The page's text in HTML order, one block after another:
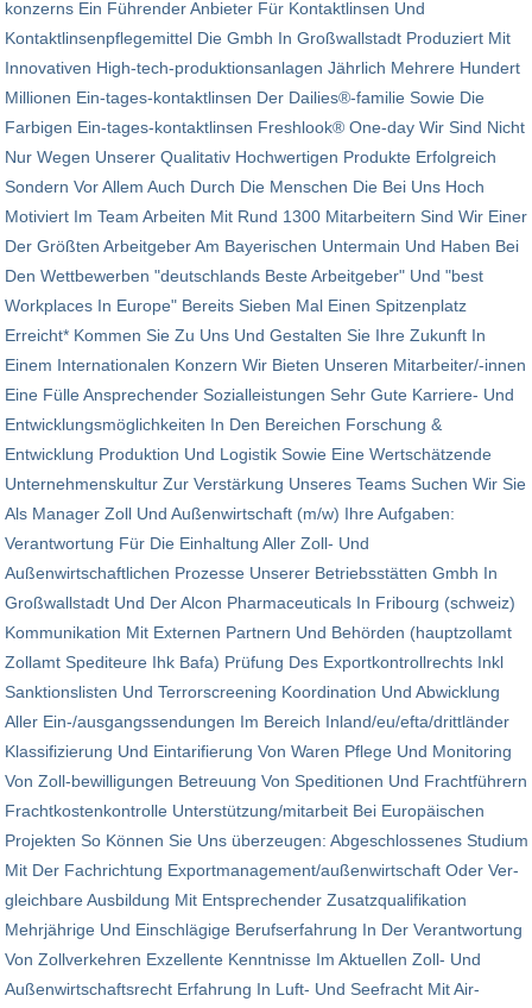
konzerns Ein Führender Anbieter Für Kontaktlinsen Und
Kontaktlinsenpflegemittel Die Gmbh In Großwallstadt Produziert Mit
Innovativen High-tech-produktionsanlagen Jährlich Mehrere Hundert
Millionen Ein-tages-kontaktlinsen Der Dailies®-familie Sowie Die
Farbigen Ein-tages-kontaktlinsen Freshlook® One-day Wir Sind Nicht
Nur Wegen Unserer Qualitativ Hochwertigen Produkte Erfolgreich
Sondern Vor Allem Auch Durch Die Menschen Die Bei Uns Hoch
Motiviert Im Team Arbeiten Mit Rund 1300 Mitarbeitern Sind Wir Einer
Der Größten Arbeitgeber Am Bayerischen Untermain Und Haben Bei
Den Wettbewerben "deutschlands Beste Arbeitgeber" Und "best
Workplaces In Europe" Bereits Sieben Mal Einen Spitzenplatz
Erreicht* Kommen Sie Zu Uns Und Gestalten Sie Ihre Zukunft In
Einem Internationalen Konzern Wir Bieten Unseren Mitarbeiter/-innen
Eine Fülle Ansprechender Sozialleistungen Sehr Gute Karriere- Und
Entwicklungsmöglichkeiten In Den Bereichen Forschung &
Entwicklung Produktion Und Logistik Sowie Eine Wertschätzende
Unternehmenskultur Zur Verstärkung Unseres Teams Suchen Wir Sie
Als Manager Zoll Und Außenwirtschaft (m/w) Ihre Aufgaben:
Verantwortung Für Die Einhaltung Aller Zoll- Und
Außenwirtschaftlichen Prozesse Unserer Betriebs­stätten Gmbh In
Groß­wall­stadt Und Der Alcon Pharmaceuticals In Fribourg (schweiz)
Kommunikation Mit Externen Partnern Und Behör­den (hauptzollamt
Zollamt Spediteure Ihk Bafa) Prüfung Des Exportkontrollrechts Inkl
Sanktions­listen Und Terrorscreening Koordination Und Abwicklung
Aller Ein-/aus­gangs­sendungen Im Bereich Inland/eu/efta/drittländer
Klassifizierung Und Eintarifierung Von Waren Pflege Und Monitoring
Von Zoll-bewilligungen Betreuung Von Speditionen Und Frachtführern
Frachtkostenkontrolle Unterstützung/mitarbeit Bei Europäischen
Projekten So Können Sie Uns überzeugen: Abgeschlossenes Studium
Mit Der Fachrichtung Exportmanagement/außenwirtschaft Oder Ver­
gleichbare Ausbildung Mit Entsprechender Zusatzqualifikation
Mehrjährige Und Einschlägige Berufserfahrung In Der Verantwortung
Von Zollverkehren Exzellente Kenntnisse Im Aktuellen Zoll- Und
Außen­wirtschaftsrecht Erfahrung In Luft- Und Seefracht Mit Air-